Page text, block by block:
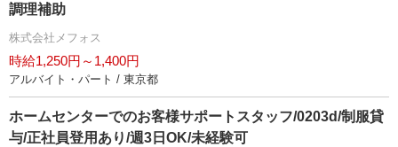
調理補助
株式会社メフォス
時給1,250円～1,400円
アルバイト・パート / 東京都
ホームセンターでのお客様サポートスタッフ/0203d/制服貸
与/正社員登用あり/週3日OK/未経験可